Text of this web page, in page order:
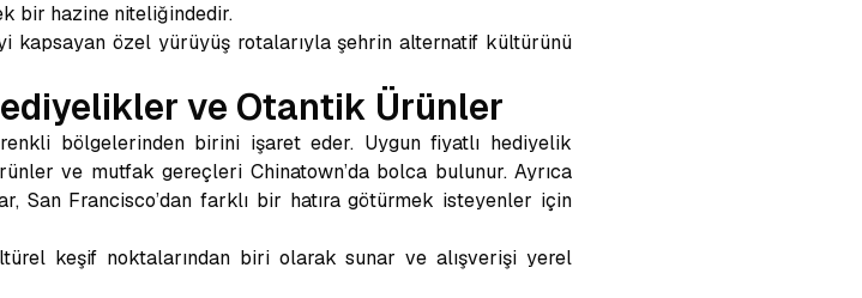
bir hazine niteliğindedir.
kapsayan özel yürüyüş rotalarıyla şehrin alternatif kültürünü
ve Otantik Ürünler
bölgelerinden birini işaret eder. Uygun fiyatlı hediyelik
ve mutfak gereçleri Chinatown’da bolca bulunur. Ayrıca
San Francisco’dan farklı bir hatıra götürmek isteyenler için
keşif noktalarından biri olarak sunar ve alışverişi yerel